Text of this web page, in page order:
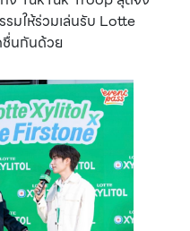
มให้ร่วมเล่นรับ Lotte
ชื่นกันด้วย